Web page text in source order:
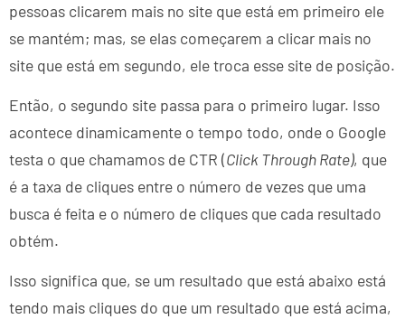
pessoas clicarem mais no site que está em primeiro ele
se mantém; mas, se elas começarem a clicar mais no
site que está em segundo, ele troca esse site de posição.
Então, o segundo site passa para o primeiro lugar. Isso
acontece dinamicamente o tempo todo, onde o Google
testa o que chamamos de CTR (Click Through Rate), que
é a taxa de cliques entre o número de vezes que uma
busca é feita e o número de cliques que cada resultado
obtém.
Isso significa que, se um resultado que está abaixo está
tendo mais cliques do que um resultado que está acima,